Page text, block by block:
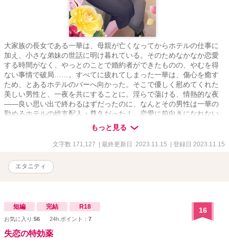
大家族の長女である一華は、母親が亡くなってからホテルの仕事に
加え、小さな弟妹の世話に明け暮れている。そのためなかなか恋愛
する時間がなく、やっとのことで婚約者ができたものの、やむを得
ない事情で破局……。すべてに疲れてしまった一華は、傷心を癒す
ため、とあるホテルのバーへ向かった。そこで優しく慰めてくれた
美しい男性と、一夜を共にすることに。淫らで蕩ける、情熱的な夜
――良い思い出で終わるはずだったのに、なんとその男性は一華の
勤めるホテルの総支配人・尊久だった！ 恋愛に前向きになれない
一華に、尊久は紳士的な態度ながらも甘く愛を囁いてきて――？
もっと見る
文字数 171,127 | 最終更新日 2023.11.15 | 登録日 2023.11.15
エタニティ
短編 完結 R18
お気に入り:56 24h.ポイント： 7
16
失恋の特効薬